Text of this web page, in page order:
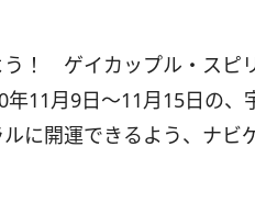
う！ ゲイカップル・スピ
年11月9日〜11月15日の、
に開運できるよう、ナ